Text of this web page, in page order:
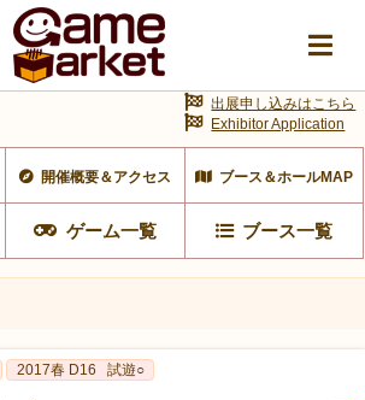
開催概要＆アクセス ブース＆ホールMAP
ゲーム一覧 ブース一覧
出展申し込みはこちら
Exhibitor Application
2017春 D16 試遊○